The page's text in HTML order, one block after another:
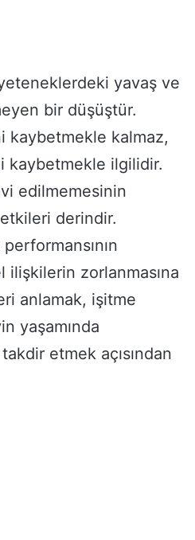
yavaş ve
bir düşüştür.
kaybetmekle kalmaz,
kaybetmekle ilgilidir.
edilmemesinin
derindir.
ilişkilerin zorlanmasına
anlamak, işitme
yaşamında
etmek açısından